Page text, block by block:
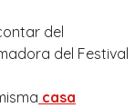
del
del Festival
casa